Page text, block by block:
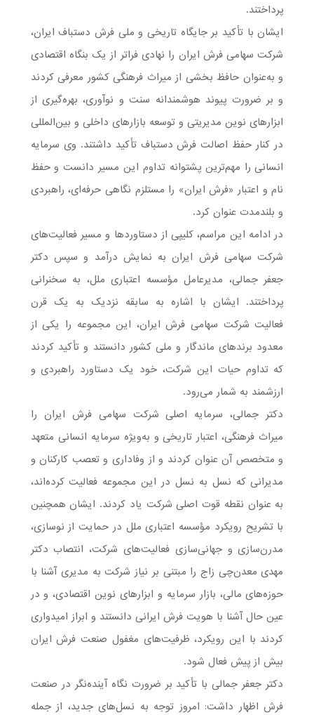
پرداختند.
ایشان با تأکید بر جایگاه تاریخی و ملی فرش دستباف ایران،
شرکت سهامی فرش ایران را نهادی فراتر از یک بنگاه اقتصادی
و به‌عنوان حافظ بخشی از میراث فرهنگی کشور معرفی کردند
و بر ضرورت پیوند هوشمندانه سنت و نوآوری، بهره‌گیری از
ابزارهای نوین مدیریتی و توسعه بازارهای داخلی و بین‌المللی
در کنار حفظ اصالت فرش دستباف تأکید داشتند. وی سرمایه
انسانی را مهم‌ترین پشتوانه تداوم این مسیر دانست و حفظ
نام و اعتبار «فرش ایران» را مستلزم نگاهی حرفه‌ای، راهبردی
و بلندمدت عنوان کرد.
در ادامه این مراسم، کلیپی از دستاوردها و مسیر فعالیت‌های
شرکت سهامی فرش ایران به نمایش درآمد و سپس دکتر
جعفر جمالی، مدیرعامل مؤسسه اعتباری ملل، به سخنرانی
پرداختند. ایشان با اشاره به سابقه نزدیک به یک قرن
فعالیت شرکت سهامی فرش ایران، این مجموعه را یکی از
معدود برندهای ماندگار و ملی کشور دانستند و تأکید کردند
که تداوم حیات این شرکت، خود یک دستاورد راهبردی و
ارزشمند به شمار می‌رود.
دکتر جمالی، سرمایه اصلی شرکت سهامی فرش ایران را
میراث فرهنگی، اعتبار تاریخی و به‌ویژه سرمایه انسانی متعهد
و متخصص آن عنوان کردند و از وفاداری و تعصب کارکنان و
مدیرانی که نسل به نسل در این مجموعه فعالیت کرده‌اند،
به عنوان نقطه قوت اصلی شرکت یاد کردند. ایشان همچنین
با تشریح رویکرد مؤسسه اعتباری ملل در حمایت از نوسازی،
مدرن‌سازی و جهانی‌سازی فعالیت‌های شرکت، انتصاب دکتر
مهدی معدن‌چی زاج را مبتنی بر نیاز شرکت به مدیری آشنا با
حوزه‌های مالی، بازار سرمایه و ابزارهای نوین اقتصادی، و در
عین حال آشنا با هویت فرش ایرانی دانستند و ابراز امیدواری
کردند با این رویکرد، ظرفیت‌های مغفول صنعت فرش ایران
بیش از پیش فعال شود.
دکتر جعفر جمالی با تأکید بر ضرورت نگاه آینده‌نگر در صنعت
فرش اظهار داشت: امروز توجه به نسل‌های جدید، از جمله